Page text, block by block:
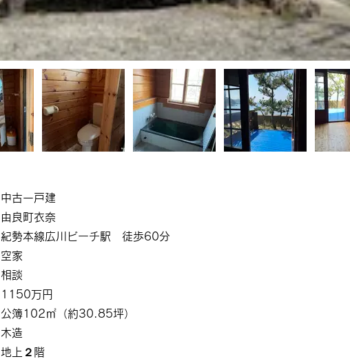
中古一戸建
由良町衣奈
紀勢本線広川ビーチ駅 徒歩60分
空家
相談
1150万円
公簿102㎡（約30.85坪）
木造
地上２階